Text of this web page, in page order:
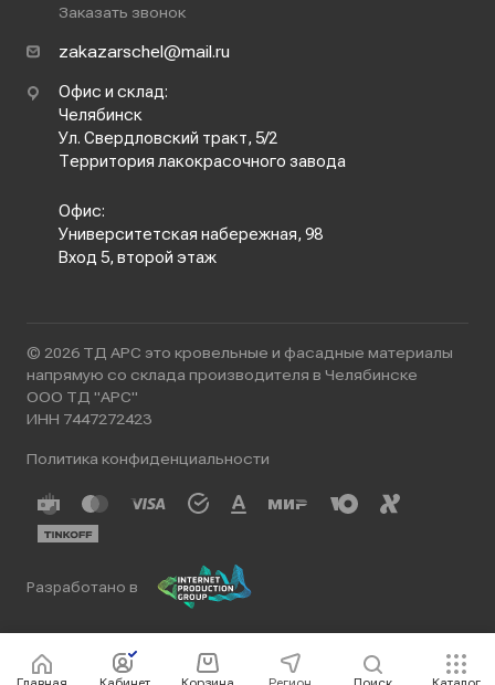
Заказать звонок
zakazarschel@mail.ru
Офис и склад:
Челябинск
Ул. Свердловский тракт, 5/2
Территория лакокрасочного завода
Офис:
Университетская набережная, 98
Вход 5, второй этаж
© 2026 ТД АРС это кровельные и фасадные материалы
напрямую со склада производителя в Челябинске
ООО ТД "АРС"
ИНН 7447272423
Политика конфиденциальности
Разработано в